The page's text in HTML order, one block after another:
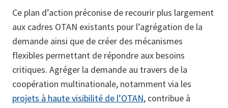
Ce plan d’action préconise de recourir plus largement
aux cadres OTAN existants pour l’agrégation de la
demande ainsi que de créer des mécanismes
flexibles permettant de répondre aux besoins
critiques. Agréger la demande au travers de la
coopération multinationale, notamment via les
projets à haute visibilité de l’OTAN, contribue à